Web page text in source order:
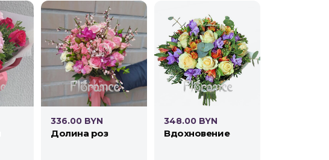
336.00 BYN
долина роз
348.00 BYN
вдохновение